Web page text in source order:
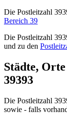
Die Postleitzahl
Bereich 39
Die Postleitzahl
und zu den
Städte,
39393
Die Postleitzahl
sowie - falls